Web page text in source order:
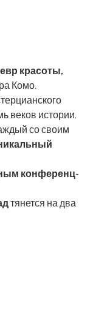
красоты,
Комо.
веков истории.
со своим
конференц-
тянется на два